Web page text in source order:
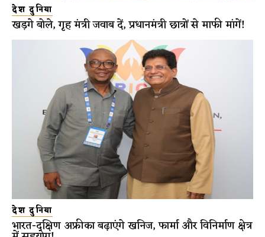
देश दुनिया
खड़गे बोले, गृह मंत्री जवाब दें, प्रधानमंत्री छात्रों से माफी मांगें!
देश दुनिया
भारत-दक्षिण अफ्रीका बढ़ाएंगे खनिज, फार्मा और विनिर्माण क्षेत्र